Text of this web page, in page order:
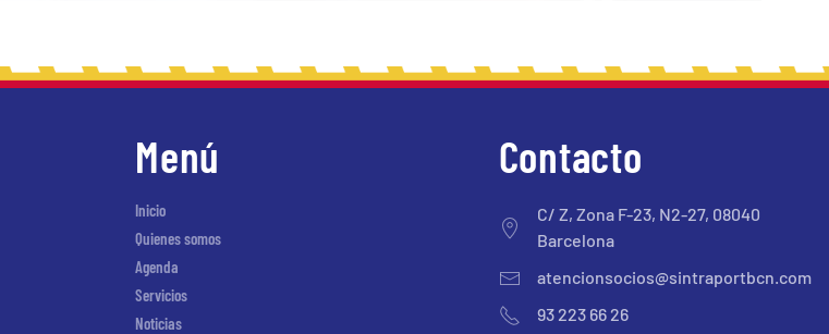
Menú
Inicio
Quienes somos
Agenda
Servicios
Noticias
Contacto
C/ Z, Zona F-23, N2-27, 08040
Barcelona
atencionsocios@sintraportbcn.com
93 223 66 26